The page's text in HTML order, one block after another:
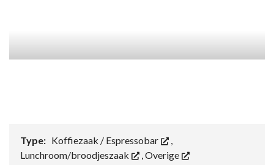
Type: Koffiezaak / Espressobar
,
Lunchroom/broodjeszaak
,Overige